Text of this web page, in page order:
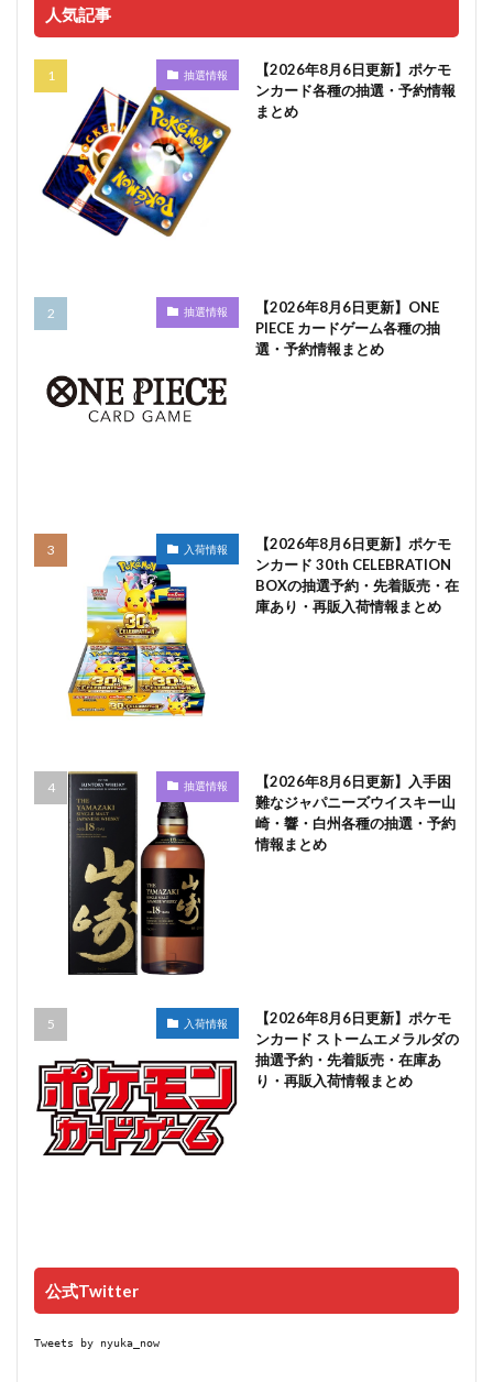
人気記事
抽選情報
【2026年8月6日更新】ポケモ
ンカード各種の抽選・予約情報
まとめ
抽選情報
【2026年8月6日更新】ONE
PIECE カードゲーム各種の抽
選・予約情報まとめ
入荷情報
【2026年8月6日更新】ポケモ
ンカード 30th CELEBRATION
BOXの抽選予約・先着販売・在
庫あり・再販入荷情報まとめ
抽選情報
【2026年8月6日更新】入手困
難なジャパニーズウイスキー山
崎・響・白州各種の抽選・予約
情報まとめ
入荷情報
【2026年8月6日更新】ポケモ
ンカード ストームエメラルダの
抽選予約・先着販売・在庫あ
り・再販入荷情報まとめ
公式Twitter
Tweets by nyuka_now